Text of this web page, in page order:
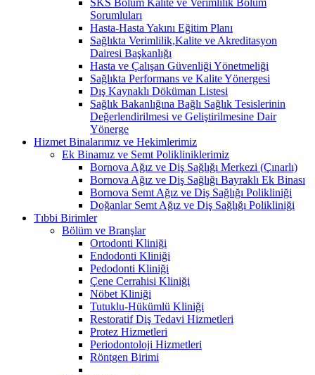
Sorumluları
Hasta-Hasta Yakını Eğitim Planı
Sağlıkta Verimlilik,Kalite ve Akreditasyon
Dairesi Başkanlığı
Hasta ve Çalışan Güvenliği Yönetmeliği
Sağlıkta Performans ve Kalite Yönergesi
Dış Kaynaklı Döküman Listesi
Sağlık Bakanlığına Bağlı Sağlık Tesislerinin
Değerlendirilmesi ve Geliştirilmesine Dair
Yönerge
Hizmet Binalarımız ve Hekimlerimiz
Ek Binamız ve Semt Polikliniklerimiz
Bornova Ağız ve Diş Sağlığı Merkezi (Çınarlı)
Bornova Ağız ve Diş Sağlığı Bayraklı Ek Binası
Bornova Semt Ağız ve Diş Sağlığı Polikliniği
Doğanlar Semt Ağız ve Diş Sağlığı Polikliniği
Tıbbi Birimler
Bölüm ve Branşlar
Ortodonti Kliniği
Endodonti Kliniği
Pedodonti Kliniği
Çene Cerrahisi Kliniği
Nöbet Kliniği
Tutuklu-Hükümlü Kliniği
Restoratif Diş Tedavi Hizmetleri
Protez Hizmetleri
Periodontoloji Hizmetleri
Röntgen Birimi